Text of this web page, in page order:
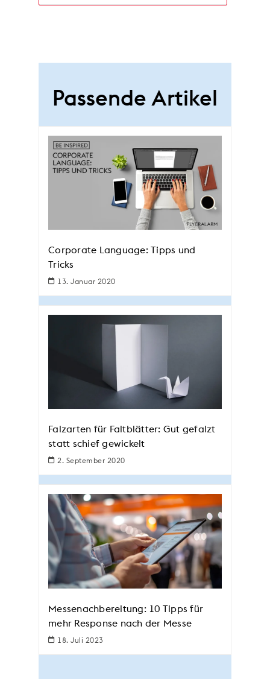
Passende Artikel
Corporate Language: Tipps und
Tricks
13. Januar 2020
Falzarten für Faltblätter: Gut gefalzt
statt schief gewickelt
2. September 2020
Messenachbereitung: 10 Tipps für
mehr Response nach der Messe
18. Juli 2023